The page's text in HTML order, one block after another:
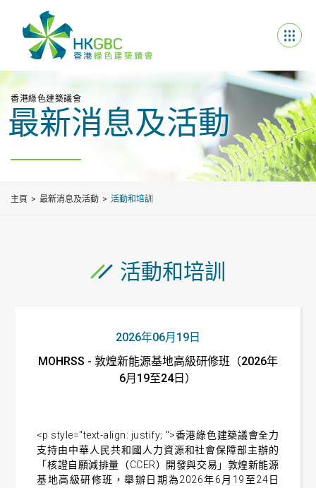
香港綠色建築議會
最新消息及活動
主頁 最新消息及活動 活動和培訓
活動和培訓
2026年06月19日
MOHRSS - 敦煌新能源基地高級研修班（2026年
6月19至24日）
<p style="text-align: justify; ">香港綠色建築議會全力
支持由中華人民共和國人力資源和社會保障部主辦的
「核證自願減排量（CCER）開發與交易」敦煌新能源
基地高級研修班，舉辦日期為2026年6月19至24日